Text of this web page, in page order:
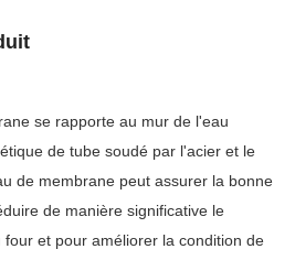
se rapporte au mur de l'eau
de tube soudé par l'acier et le
de membrane peut assurer la bonne
de manière significative le
et pour améliorer la condition de